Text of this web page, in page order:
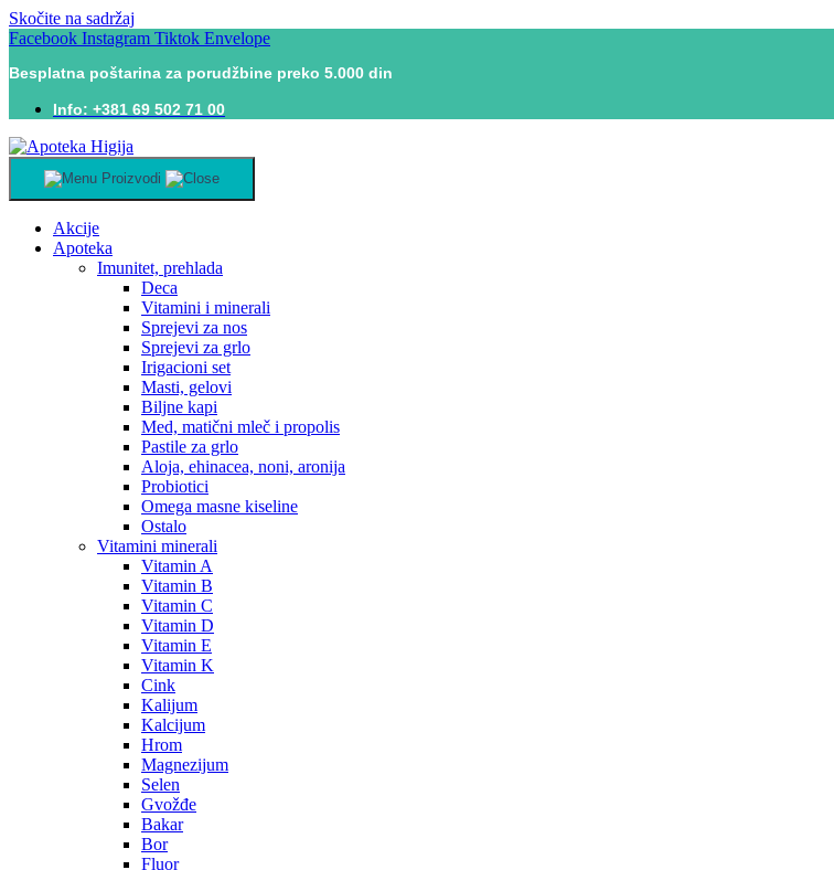
Skočite na sadržaj
Facebook Instagram Tiktok Envelope
Besplatna poštarina za porudžbine preko 5.000 din
Info: +381 69 502 71 00
Proizvodi
Akcije
Apoteka
Imunitet, prehlada
Deca
Vitamini i minerali
Sprejevi za nos
Sprejevi za grlo
Irigacioni set
Masti, gelovi
Biljne kapi
Med, matični mleč i propolis
Pastile za grlo
Aloja, ehinacea, noni, aronija
Probiotici
Omega masne kiseline
Ostalo
Vitamini minerali
Vitamin A
Vitamin B
Vitamin C
Vitamin D
Vitamin E
Vitamin K
Cink
Kalijum
Kalcijum
Hrom
Magnezijum
Selen
Gvožđe
Bakar
Bor
Fluor